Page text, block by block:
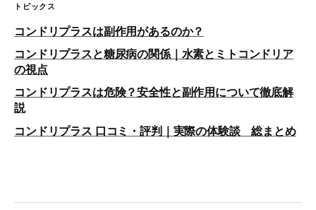
トピックス
コンドリプラスは副作用があるのか？
コンドリプラスと糖尿病の関係｜水素とミトコンドリア
の視点
コンドリプラスは危険？安全性と副作用について徹底解
説
コンドリプラス 口コミ・評判｜実際の体験談 総まとめ